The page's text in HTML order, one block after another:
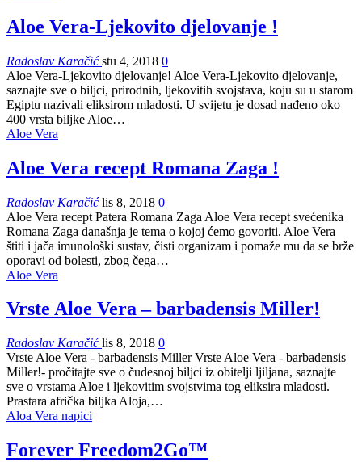
Aloe Vera-Ljekovito djelovanje !
Radoslav Karačićstu 4, 2018 0
Aloe Vera-Ljekovito djelovanje! Aloe Vera-Ljekovito djelovanje,
saznajte sve o biljci, prirodnih, ljekovitih svojstava, koju su u starom
Egiptu nazivali eliksirom mladosti. U svijetu je dosad nađeno oko
400 vrsta biljke Aloe…
Aloe Vera
Aloe Vera recept Romana Zaga !
Radoslav Karačićlis 8, 2018 0
Aloe Vera recept Patera Romana Zaga Aloe Vera recept svećenika
Romana Zaga današnja je tema o kojoj ćemo govoriti. Aloe Vera
štiti i jača imunološki sustav, čisti organizam i pomaže mu da se brže
oporavi od bolesti, zbog čega…
Aloe Vera
Vrste Aloe Vera – barbadensis Miller!
Radoslav Karačićlis 8, 2018 0
Vrste Aloe Vera - barbadensis Miller Vrste Aloe Vera - barbadensis
Miller!- pročitajte sve o čudesnoj biljci iz obitelji ljiljana, saznajte
sve o vrstama Aloe i ljekovitim svojstvima tog eliksira mladosti.
Prastara afrička biljka Aloja,…
Aloa Vera napici
Forever Freedom2Go™